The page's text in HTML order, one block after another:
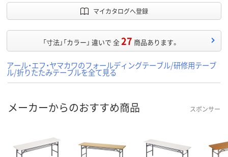
マイカタログへ登録
「寸法」「カラー」 違いで 全27 商品あります。
アール・エフ・ヤマカワのフォールディングテーブル/研修用テーブ
ル/折りたたみテーブルを全て見る
メーカーからのおすすめ商品 スポンサー